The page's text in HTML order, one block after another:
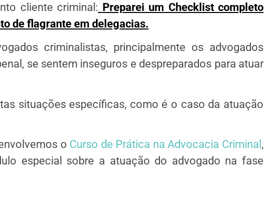
cliente criminal: Preparei um Checklist completo
de flagrante em delegacias.
criminalistas, principalmente os advogados
se sentem inseguros e despreparados para atuar
situações específicas, como é o caso da atuação
o Curso de Prática na Advocacia Criminal ,
especial sobre a atuação do advogado na fase